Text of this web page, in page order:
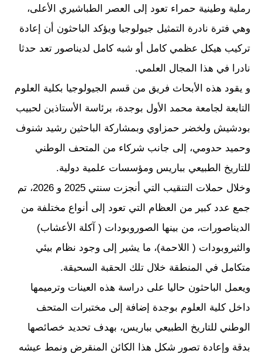
رملية وطينية حمراء تعود إلى العصر الطباشيري الأعلى،
وهي فترة نادرة التمثيل جيولوجيا ويؤكد الباحثون أن إعادة
تركيب هيكل عظمي كامل أو شبه كامل لديناصور تعد حدثا
نادرا في هذا المجال العلمي.
و يقود هذه الأبحاث فريق من قسم الجيولوجيا بكلية العلوم
التابعة لجامعة محمد الأول بوجدة، برئاسة الأستاذين لحبيب
بودشيش ولخضر حمزاوي وبمشاركة الباحثين رشيد شنوف
وحميد حدومي، إلى جانب شركاء من المتحف الوطني
للتاريخ الطبيعي بباريس ومؤسسات علمية دولية.
وخلال حملات التنقيب التي أنجزت سنتي 2025 و 2026، تم
جمع عدد كبير من العظام التي تعود إلى أنواع مختلفة من
الديناصورات، من بينها الصوروبودات ( آكلة الأعشاب)
والثيروبودات ( اللاحمة)، ما يشير إلى وجود نظام بيئي
متكامل في المنطقة خلال تلك الحقبة السحيقة.
ويعمل الباحثون حاليا على دراسة هذه العينات وترميمها
داخل كلية العلوم بوجدة إضافة إلى مختبرات المتحف
الوطني للتاريخ الطبيعي بباريس، بهدف تحديد خصائصها
بدقة وإعادة تصور شكل هذا الكائن المنقرض ونمط عيشه